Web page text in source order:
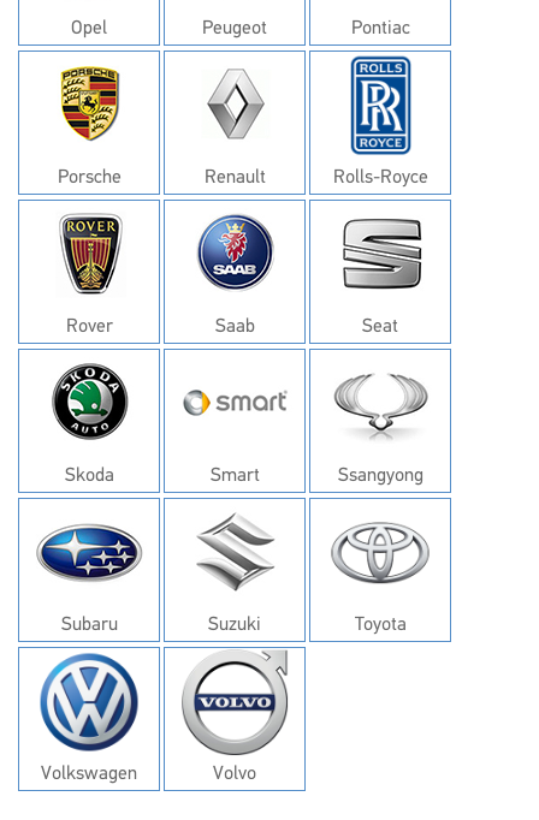
Opel Peugeot Pontiac
Porsche Renault Rolls-Royce
Rover Saab Seat
Skoda Smart Ssangyong
Subaru Suzuki Toyota
Volkswagen Volvo